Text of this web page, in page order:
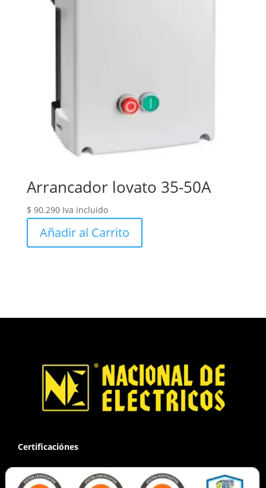
Arrancador lovato 35-50A
$ 90.290 Iva incluido
Añadir al Carrito
Certificaciónes